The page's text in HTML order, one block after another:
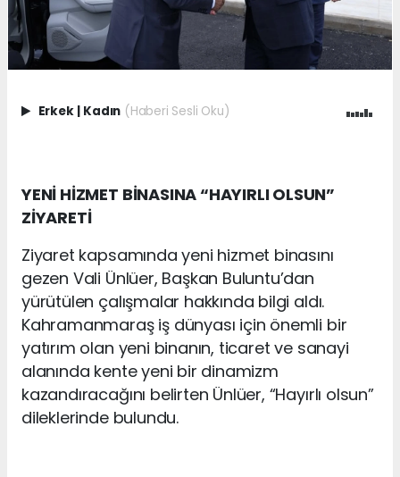
Erkek Kadın (Haberi Sesli Oku)
YENİ HİZMET BİNASINA “HAYIRLI OLSUN”
ZİYARETİ
Ziyaret kapsamında yeni hizmet binasını
gezen Vali Ünlüer, Başkan Buluntu’dan
yürütülen çalışmalar hakkında bilgi aldı.
Kahramanmaraş iş dünyası için önemli bir
yatırım olan yeni binanın, ticaret ve sanayi
alanında kente yeni bir dinamizm
kazandıracağını belirten Ünlüer, “Hayırlı olsun”
dileklerinde bulundu.